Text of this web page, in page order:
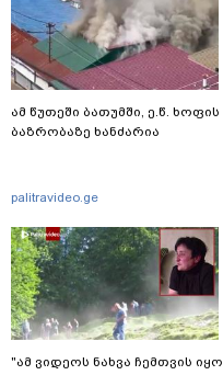
ამ წუთეში ბათუმში, ე.წ. ხოფის
ბაზრობაზე ხანძარია
palitravideo.ge
"ამ ვიდეოს ნახვა ჩემთვის იყო